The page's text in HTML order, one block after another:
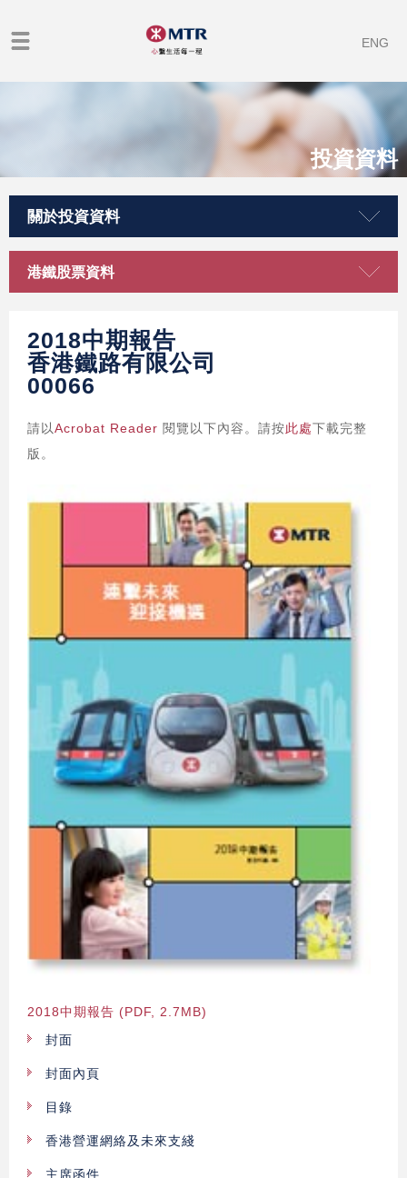
ENG
投資資料
關於投資資料
港鐵股票資料
2018中期報告
香港鐵路有限公司
00066
請以Acrobat Reader 閱覽以下內容。請按此處下載完整
版。
2018中期報告 (PDF, 2.7MB)
封面
封面內頁
目錄
香港營運網絡及未來支綫
主席函件